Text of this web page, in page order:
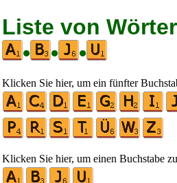
Liste von
•
• •
Klicken Sie hier, um ein fünfter
Klicken Sie hier, um einen Buchstabe